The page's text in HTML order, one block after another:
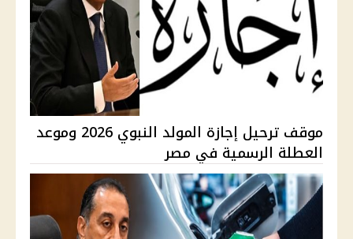
موقف ترحيل إجازة المولد النبوي 2026 وموعد
العطلة الرسمية في مصر